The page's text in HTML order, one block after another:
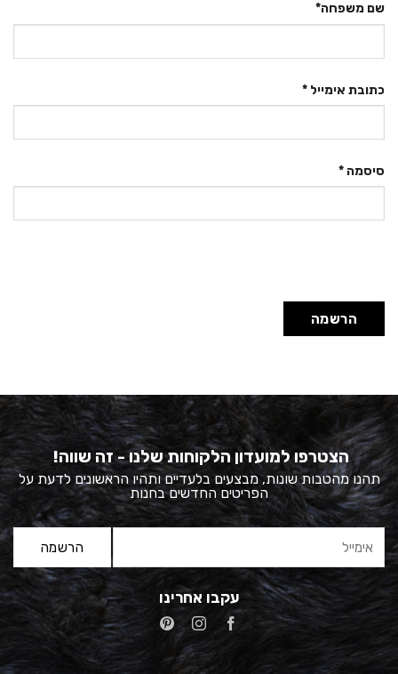
שם משפחה*
כתובת אימייל *
סיסמה *
הרשמה
הצטרפו למועדון הלקוחות שלנו - זה שווה!
תהנו מהטבות שונות, מבצעים בלעדיים ותהיו הראשונים לדעת על
הפריטים החדשים בחנות
עקבו אחרינו